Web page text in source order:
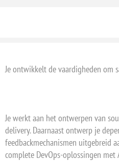
Je ontwikkelt de vaardigheden om
Je werkt aan het ontwerpen van
delivery. Daarnaast ontwerp je
feedbackmechanismen uitgebreid
complete DevOps-oplossingen met